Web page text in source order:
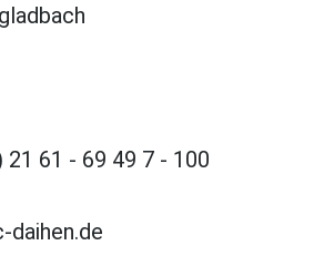
61 - 69 49 7 - 100
daihen.de